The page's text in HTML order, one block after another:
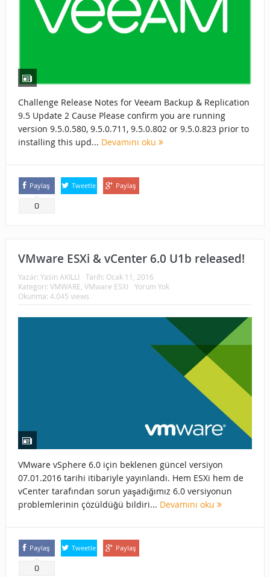
Challenge Release Notes for Veeam Backup & Replication
9.5 Update 2 Cause Please confirm you are running
version 9.5.0.580, 9.5.0.711, 9.5.0.802 or 9.5.0.823 prior to
installing this upd... Devamını oku
Paylaş
0
Tweetle Paylaş
VMware ESXi & vCenter 6.0 U1b released!
Yazar: Yasin AKILLI Tarih: Ocak 11, 2016
Kategori: VMWARE VMware ESXI
Yorum Yok
Okunma: 4.045 views
VMware vSphere 6.0 için beklenen güncel versiyon
07.01.2016 tarihi itibariyle yayınlandı. Hem ESXi hem de
vCenter tarafından sorun yaşadığımız 6.0 versiyonun
problemlerinin çözüldüğü bildiri... Devamını oku
Paylaş
0
Tweetle Paylaş